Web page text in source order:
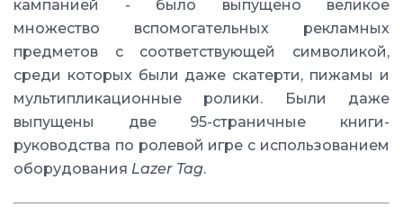
кампанией - было выпущено великое
множество вспомогательных рекламных
предметов с соответствующей символикой,
среди которых были даже скатерти, пижамы и
мультипликационные ролики. Были даже
выпущены две 95-страничные книги-
руководства по ролевой игре с использованием
оборудования Lazer Tag.